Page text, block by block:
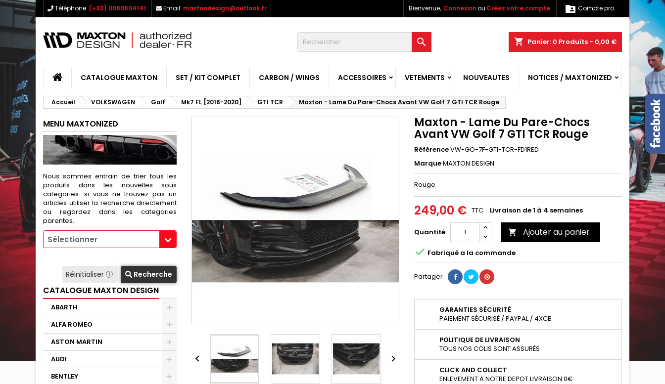
Téléphone: (+33) 0980804141 Email: maxtondesign@outlook.fr  Compte pro
Bienvenue, Connexionou Créez votre compte
shopping_cart Panier: 0 Produits - 0,00 €

CATALOGUE MAXTON SET / KIT COMPLET CARBON / WINGS ACCESSOIRES VETEMENTS NOUVEAUTES NOTICES / MAXTONIZED
Accueil VOLKSWAGEN Golf Mk7 FL [2016-2020] GTI TCR Maxton - Lame Du Pare-Chocs Avant VW Golf 7 GTI TCR Rouge
MENU MAXTONIZED
Nous sommes entrain de trier tous les
produits dans les nouvelles sous
categories. si vous ne trouvez pas un
articles utiliser la recherche directement
ou regardez dans les categories
parentes.
Sélectionner
Réinitialiser Recherche
CATALOGUE MAXTON DESIGN
ABARTH
ALFA ROMEO
ASTON MARTIN
AUDI
BENTLEY
 
Maxton - Lame Du Pare-Chocs
Avant VW Golf 7 GTI TCR Rouge
RéférenceVW-GO-7F-GTI-TCR-FD1RED
MarqueMAXTON DESIGN
Rouge
249,00 € TTC Livraison de 1 à 4 semaines
Quantité  Ajouter au panier
 Fabriqué a la commande
Partager
GARANTIES SÉCURITÉ
PAIEMENT SÉCURISÉ / PAYPAL / 4XCB
POLITIQUE DE LIVRAISON
TOUS NOS COLIS SONT ASSURÉS
CLICK AND COLLECT
ENLEVEMENT A NOTRE DEPOT LIVRAISON 0€